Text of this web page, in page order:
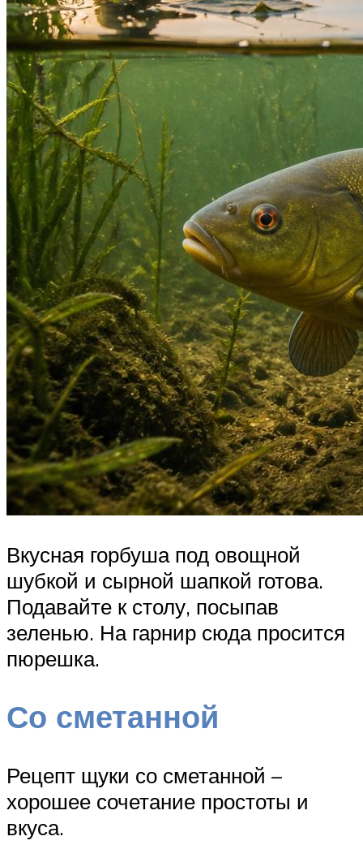
Вкусная горбуша под овощной
шубкой и сырной шапкой готова.
Подавайте к столу, посыпав
зеленью. На гарнир сюда просится
пюрешка.
Со сметанной
Рецепт щуки со сметанной –
хорошее сочетание простоты и
вкуса.